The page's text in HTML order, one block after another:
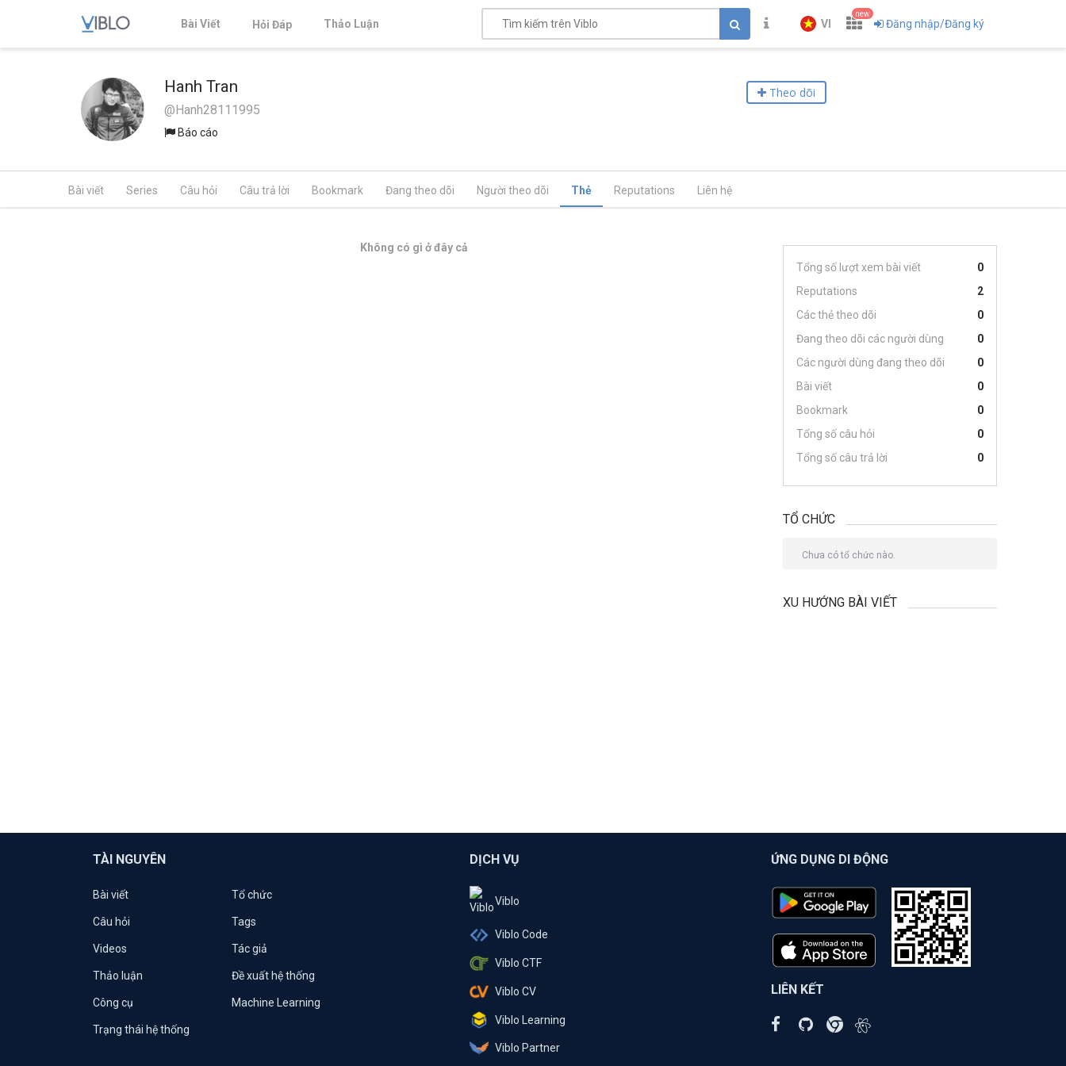
Bài Viết Hỏi Đáp Thảo Luận VI
new
Đăng nhập/Đăng ký
Hanh Tran
@Hanh28111995
Báo cáo
Theo dõi
Bài viết Series Câu hỏi Câu trả lời Bookmark Đang theo dõi Người theo dõi Thẻ Reputations Liên hệ
Không có gì ở đây cả
Tổng số lượt xem bài viết
0
Reputations
2
Các thẻ theo dõi
0
Đang theo dõi các người dùng
0
Các người dùng đang theo dõi
0
Bài viết
0
Bookmark
0
Tổng số câu hỏi
0
Tổng số câu trả lời
0
TỔ CHỨC
Chưa có tổ chức nào.
XU HƯỚNG BÀI VIẾT
TÀI NGUYÊN
Bài viết Tổ chức
Câu hỏi Tags
Videos Tác giả
Thảo luận Đề xuất hệ thống
Công cụ Machine Learning
Trạng thái hệ thống
DỊCH VỤ
Viblo
Viblo Code
Viblo CTF
Viblo CV
Viblo Learning
Viblo Partner
ỨNG DỤNG DI ĐỘNG
LIÊN KẾT